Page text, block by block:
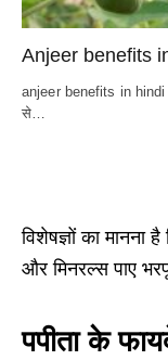
Anjeer benefits
anjeer benefits in
से…
विशेषज्ञों का मानना
और मिनरल्स पाए
पपीता के